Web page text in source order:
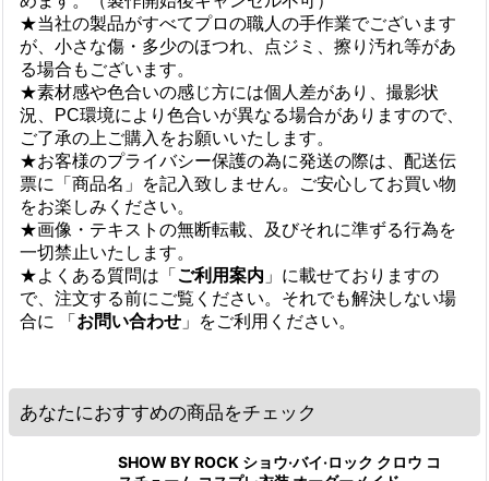
★当社の製品がすべてプロの職人の手作業でございます
が、小さな傷・多少のほつれ、点ジミ、擦り汚れ等があ
る場合もございます。
★素材感や色合いの感じ方には個人差があり、撮影状
況、PC環境により色合いが異なる場合がありますので、
ご了承の上ご購入をお願いいたします。
★お客様のプライバシー保護の為に発送の際は、配送伝
票に「商品名」を記入致しません。ご安心してお買い物
をお楽しみください。
★画像・テキストの無断転載、及びそれに準ずる行為を
一切禁止いたします。
★よくある質問は「 ご利用案内 」に載せておりますの
で、注文する前にご覧ください。それでも解決しない場
合に 「 お問い合わせ 」をご利用ください。
あなたにおすすめの商品をチェック
SHOW BY ROCK ショウ·バイ·ロック クロウ コ